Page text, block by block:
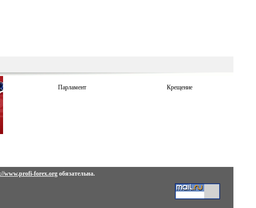
Парламент Крещение
www.profi-forex.orgобязательна.